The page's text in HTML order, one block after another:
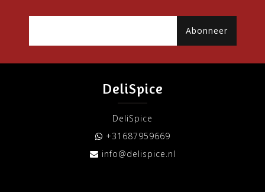
Abonneer
DeliSpice
DeliSpice
+31687959669
info@delispice.nl